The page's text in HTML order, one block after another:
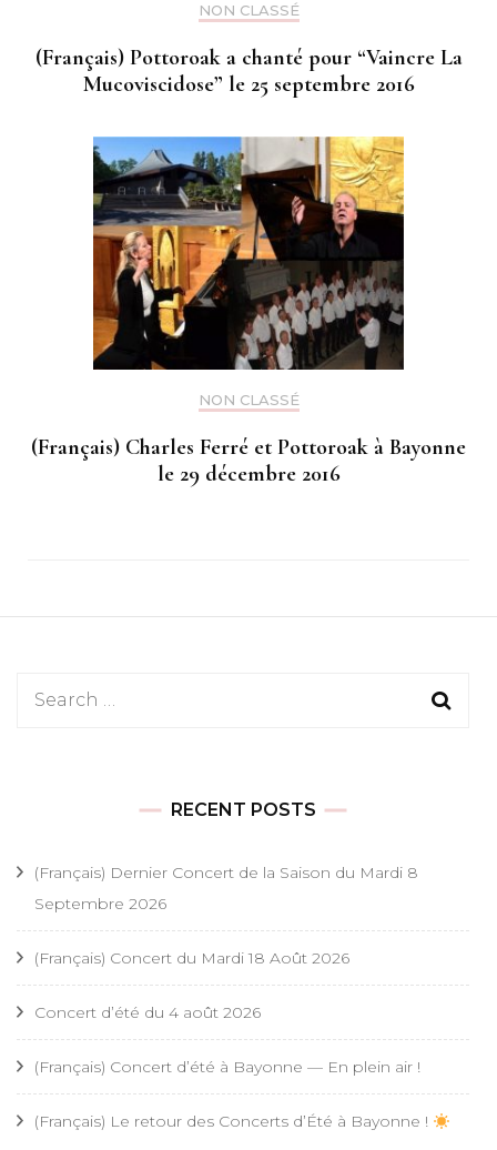
NON CLASSÉ
(Français) Pottoroak a chanté pour “Vaincre La
Mucoviscidose” le 25 septembre 2016
NON CLASSÉ
(Français) Charles Ferré et Pottoroak à Bayonne
le 29 décembre 2016
Search
RECENT POSTS
(Français) Dernier Concert de la Saison du Mardi 8
Septembre 2026
(Français) Concert du Mardi 18 Août 2026
Concert d’été du 4 août 2026
(Français) Concert d’été à Bayonne — En plein air !
(Français) Le retour des Concerts d’Été à Bayonne !